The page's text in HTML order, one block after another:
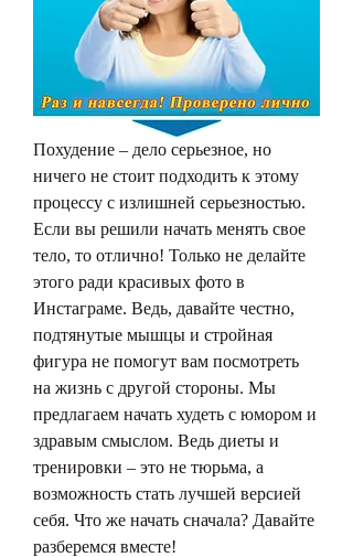
Похудение – дело серьезное, но
ничего не стоит подходить к этому
процессу с излишней серьезностью.
Если вы решили начать менять свое
тело, то отлично! Только не делайте
этого ради красивых фото в
Инстаграме. Ведь, давайте честно,
подтянутые мышцы и стройная
фигура не помогут вам посмотреть
на жизнь с другой стороны. Мы
предлагаем начать худеть с юмором и
здравым смыслом. Ведь диеты и
тренировки – это не тюрьма, а
возможность стать лучшей версией
себя. Что же начать сначала? Давайте
разберемся вместе!